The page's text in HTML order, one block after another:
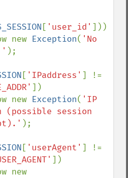
[ 'user_id' ]))
throw new
Exception( 'No
);
[ 'IPaddress'
])
throw new
Exception( 'IP
(possible session
);
[ 'userAgent'
])